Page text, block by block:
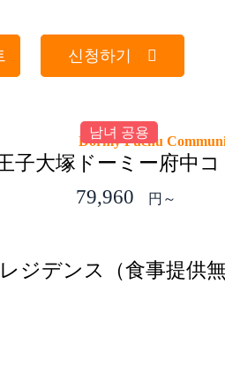
신청하기
子大塚
남녀 공용
Dormy Fuchu
ドーミー府中
79,960
円～
ジデンス（食事提供